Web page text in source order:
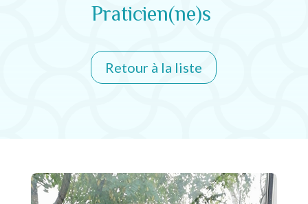
Praticien(ne)s
Retour à la liste